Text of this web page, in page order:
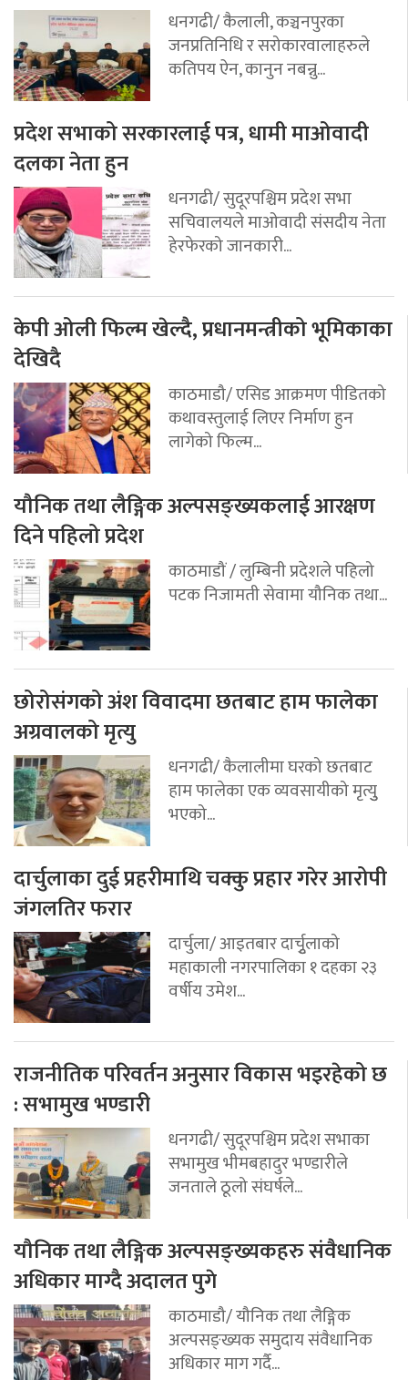
धनगढी/ कैलाली, कञ्चनपुरका
जनप्रतिनिधि र सरोकारवालाहरुले
कतिपय ऐन, कानुन नबन्नु...
प्रदेश सभाको सरकारलाई पत्र, धामी माओवादी
दलका नेता हुन
धनगढी/ सुदूरपश्चिम प्रदेश सभा
सचिवालयले माओवादी संसदीय नेता
हेरफेरको जानकारी...
केपी ओली फिल्म खेल्दै, प्रधानमन्त्रीको भूमिकाका
देखिदै
काठमाडौ/ एसिड आक्रमण पीडितको
कथावस्तुलाई लिएर निर्माण हुन
लागेको फिल्म...
यौनिक तथा लैङ्गिक अल्पसङ्ख्यकलाई आरक्षण
दिने पहिलो प्रदेश
काठमाडौं / लुम्बिनी प्रदेशले पहिलो
पटक निजामती सेवामा यौनिक तथा...
छोरोसंगको अंश विवादमा छतबाट हाम फालेका
अग्रवालको मृत्यु
धनगढी/ कैलालीमा घरको छतबाट
हाम फालेका एक व्यवसायीको मृत्युु
भएको...
दार्चुलाका दुई प्रहरीमाथि चक्कु प्रहार गरेर आरोपी
जंगलतिर फरार
दार्चुला/ आइतबार दार्चुृलाको
महाकाली नगरपालिका १ दहका २३
वर्षीय उमेश...
राजनीतिक परिवर्तन अनुसार विकास भइरहेको छ
: सभामुख भण्डारी
धनगढी/ सुदूरपश्चिम प्रदेश सभाका
सभामुख भीमबहादुर भण्डारीले
जनताले ठूलो संघर्षले...
यौनिक तथा लैङ्गिक अल्पसङ्ख्यकहरु संवैधानिक
अधिकार माग्दै अदालत पुगे
काठमाडौ/ यौनिक तथा लैङ्गिक
अल्पसङ्ख्यक समुदाय संवैधानिक
अधिकार माग गर्दै...